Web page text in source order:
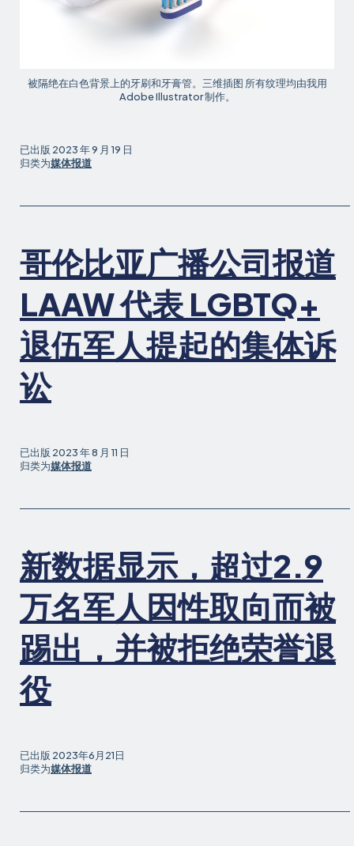
被隔绝在白色背景上的牙刷和牙膏管。三维插图 所有纹理均由我用
Adobe Illustrator 制作。
已出版 2023 年 9 月 19 日
归类为媒体报道
哥伦比亚广播公司报道
LAAW 代表 LGBTQ+
退伍军人提起的集体诉
讼
已出版 2023 年 8 月 11 日
归类为媒体报道
新数据显示，超过2.9
万名军人因性取向而被
踢出，并被拒绝荣誉退
役
已出版 2023年6月21日
归类为媒体报道